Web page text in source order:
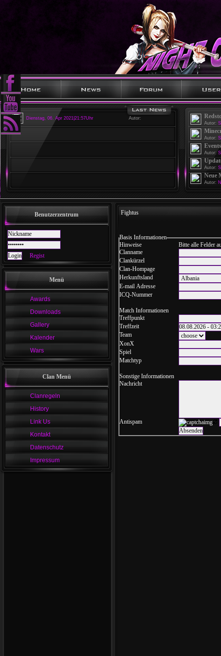
Dienstag, 06. Apr 2021|21:57Uhr Autor:
Autor:
Autor:
Autor:
Autor:
Neue
Autor:
Benutzerzentrum
Regist
Menü
Awards
Downloads
Gallery
Kalender
Wars
Clan Menü
Clanregeln
History
Link Us
Kontakt
Datenschutz
Impressum
Fightus
Basis Informationen
Hinweise
Bitte alle Felder
Clanname
Clankürzel
Clan-Hompage
Herkunftsland
E-mail Adresse
ICQ-Nummer
Match Informationen
Treffpunkt
Treffzeit
Team
XonX
Spiel
Matchtyp
Sonstige Informationen
Nachricht
Antispam